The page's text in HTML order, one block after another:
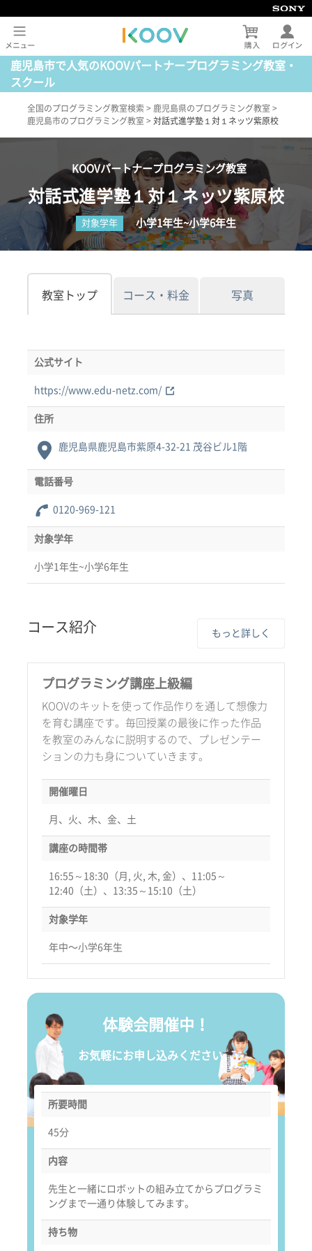
鹿児島市で人気のKOOVパートナープログラミング教室・
スクール
全国のプログラミング教室検索 > 鹿児島県のプログラミング教室 >
鹿児島市のプログラミング教室 > 対話式進学塾１対１ネッツ紫原校
KOOVパートナープログラミング教室
対話式進学塾１対１ネッツ紫原校
対象学年 小学1年生~小学6年生
教室トップ コース・料金 写真
公式サイト
https://www.edu-netz.com/
住所
鹿児島県鹿児島市紫原4-32-21 茂谷ビル1階
電話番号
0120-969-121
対象学年
小学1年生~小学6年生
コース紹介 もっと詳しく
プログラミング講座上級編
KOOVのキットを使って作品作りを通して想像力
を育む講座です。毎回授業の最後に作った作品
を教室のみんなに説明するので、プレゼンテー
ションの力も身についていきます。
開催曜日
月、火、木、金、土
講座の時間帯
16:55～18:30（月, 火, 木, 金）、11:05～
12:40（土）、13:35～15:10（土）
対象学年
年中〜小学6年生
体験会開催中！
お気軽にお申し込みください。
所要時間
45分
内容
先生と一緒にロボットの組み立てからプログラミ
ングまで一通り体験してみます。
持ち物